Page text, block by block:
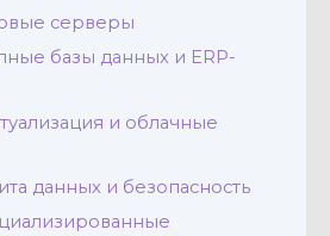
серверы
базы данных и ERP-
и облачные
данных и безопасность